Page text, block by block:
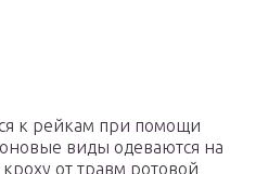
к рейкам при помощи
виды одеваются на
от травм ротовой